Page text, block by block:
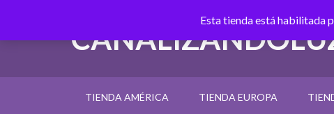
Esta tienda está habilitada
TIENDA AMÉRICA TIENDA EUROPA